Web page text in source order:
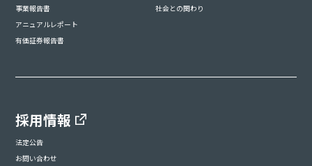
事業報告書
アニュアルレポート
有価証券報告書
社会との関わり
採用情報
法定公告
お問い合わせ